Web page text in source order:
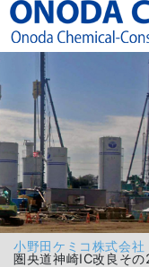
小野田ケミコ株式会社
圏央道神崎IC改良そ